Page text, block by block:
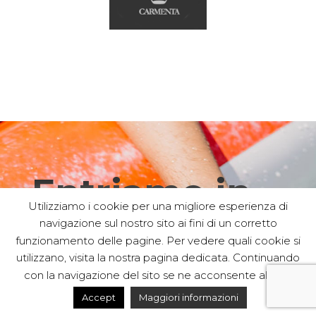
Entriamo in
contatto.
Scrivici, saremo lieti di offfrirti tutte le
informazioni di cui hai bisono.
Utilizziamo i cookie per una migliore esperienza di
navigazione sul nostro sito ai fini di un corretto
funzionamento delle pagine. Per vedere quali cookie si
utilizzano, visita la nostra pagina dedicata. Continuando
con la navigazione del sito se ne acconsente all'uso.
Accept Maggiori informazioni